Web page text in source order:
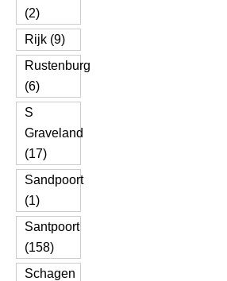
(2)
Rijk (9)
Rustenburg
(6)
S
Graveland
(17)
Sandpoort
(1)
Santpoort
(158)
Schagen